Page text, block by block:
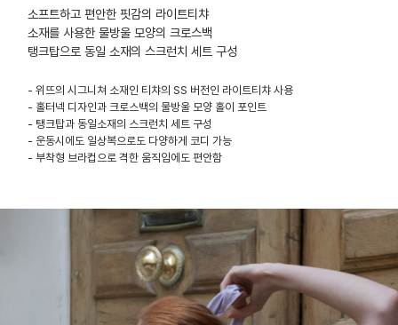
소프트하고 편안한 핏감의 라이트티챠
소재를 사용한 물방울 모양의 크로스백
탱크탑으로 동일 소재의 스크런치 세트 구성
- 위뜨의 시그니쳐 소재인 티챠의 SS 버전인 라이트티챠 사용
- 홀터넥 디자인과 크로스백의 물방울 모양 홀이 포인트
- 탱크탑과 동일소재의 스크런치 세트 구성
- 운동시에도 일상복으로도 다양하게 코디 가능
- 부착형 브라컵으로 격한 움직임에도 편안함